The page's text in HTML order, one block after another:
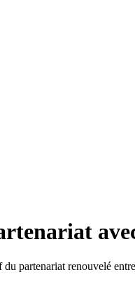
partenariat renouvelé